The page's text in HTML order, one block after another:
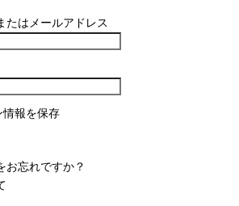
たはメールアドレス
情報を保存
お忘れですか？